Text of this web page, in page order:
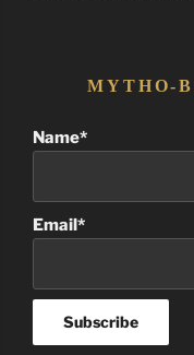
MYTHO-
Name*
Email*